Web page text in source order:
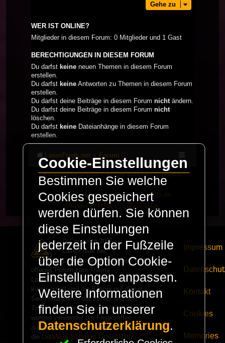
Gehe zu
WER IST ONLINE?
Mitglieder in diesem Forum: 0 Mitglieder und 1 Gast
BERECHTIGUNGEN IN DIESEM FORUM
Du darfst keine neuen Themen in diesem Forum
erstellen.
Du darfst keine Antworten zu Themen in diesem Forum
erstellen.
Du darfst deine Beiträge in diesem Forum nichtändern.
Du darfst deine Beiträge in diesem Forum nicht
löschen.
Du darfst keine Dateianhänge in diesem Forum
erstellen.
LaserFreak.net Forum
Powered byphpBB® Forum Software © phpBB
Limited
Deutsche Übersetzung durchphpBB.de
PRIVACY_LINK
TERMS_LINK
© Copyright 2025 -
LaserFreak.net
LaserFreak ist ein freies und
offenes Forum zum Thema
Lasershowtechnik. Wir sind nicht
kommerziell und die Banner auf dieser
Seite finanzieren die Server und den
Traffic. Einnahmen von Fan Artikeln
werden verwendet um Freaktreffen
auszurichten. Die Server werden durch
die
LiquiNUX Software GmbH Berlin
Impressum
Kontakt
Cookies
Memories
Cookie-Einstellungen
Bestimmen Sie welche
Cookies gespeichert
werden dürfen. Sie können
diese Einstellungen
jederzeit in der Fußzeile
über die Option Cookie-
Einstellungen anpassen.
Weitere Informationen
finden Sie in unserer
Datenschutzerklärung.